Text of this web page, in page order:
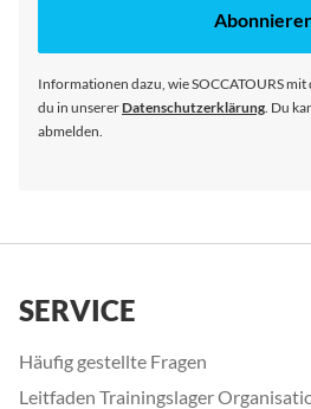
Informationen dazu, wie SOCCATOURS
du in unsererDatenschutzerklärung . Du
abmelden.
SERVICE
Häufig gestellte Fragen
Leitfaden Trainingslager